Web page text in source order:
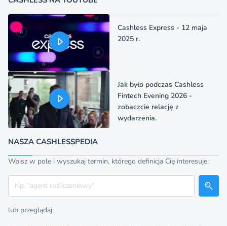
Cashless Express - 12 maja
2025 r.
Jak było podczas Cashless
Fintech Evening 2026 -
zobaczcie relację z
wydarzenia.
NASZA CASHLESSPEDIA
Wpisz w pole i wyszukaj termin, którego definicja Cię interesuje:
Szukaj
lub przeglądaj: